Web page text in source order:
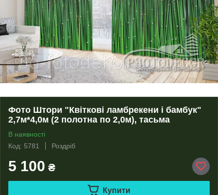
Фото Штори "Квіткові ламбрекени і бамбук"
2,7м*4,0м (2 полотна по 2,0м), тасьма
В наявності
Код: 5781
Роздріб
5 100 ₴
Купити